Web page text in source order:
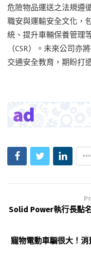
危險物品運送之法規遵
職安與運輸安全文化，
統、提升車輛保養管理
（CSR）。未來公司亦
交通安全教育，期盼打
Solid Power執行長點
寵物電動車騙很大！